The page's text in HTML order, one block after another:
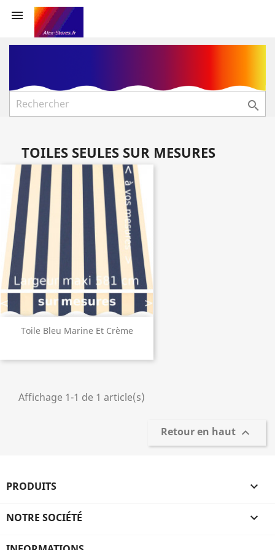


TOILES SEULES SUR MESURES
Toile Bleu Marine Et Crème
Affichage 1-1 de 1 article(s)
Retour en haut 
PRODUITS 
NOTRE SOCIÉTÉ 